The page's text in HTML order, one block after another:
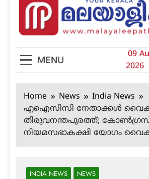
MENU
09
2026
Home News
India News
എഐസിസി നേതാക്കൾ
തിരുവനന്തപുരത്ത്;
നിയമസഭാകക്ഷി യോഗം
INDIA NEWS NEWS